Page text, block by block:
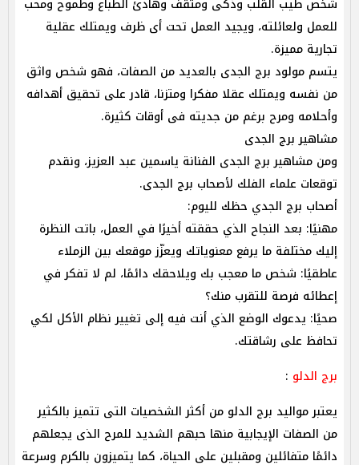
للعمل ولعائلته، ويجيد العمل تحت أى ظرف ويمتلك عقلية
تجارية مميزة.
يتسم مولود برج الجدى بالعديد من الصفات، فهو شخص واثق
من نفسه ويمتلك عقلا مفكرا ومتزنا، قادر على تحقيق أهدافه
وأحلامه ومرح برغم من جديته فى أوقات كثيرة.
مشاهير برج الجدى
ومن مشاهير برج الجدى الفنانة ياسمين عبد العزيز، ونقدم
توقعات علماء الفلك لأصحاب برج الجدى.
أصحاب برج الجدي حظك لليوم:
مهنيًا: بعد النجاح الذي حققته أخيرًا في العمل، باتت النظرة
إليك مختلفة ما يرفع معنوياتك ويعزّز موقعك بين الزملاء
عاطقيًا: شخص ما معجب بك ويلاحقك دائمًا، لم لا تفكر في
إعطائه فرصة للتقرب منك؟
صحيًا: يدعوك الوضع الذي أنت فيه إلى تغيير نظام الأكل لكي
تحافظ على رشاقتك.
برج الدلو :
يعتبر مواليد برج الدلو من أكثر الشخصيات التى تتميز بالكثير
من الصفات الإيجابية منها حبهم الشديد للمرح الذى يجعلهم
دائمًا متفائلين ومقبلين على الحياة، كما يتميزون بالكرم وسرعة